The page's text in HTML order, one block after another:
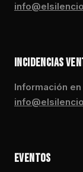
INCIDENCIAS
Información
EVENTOS